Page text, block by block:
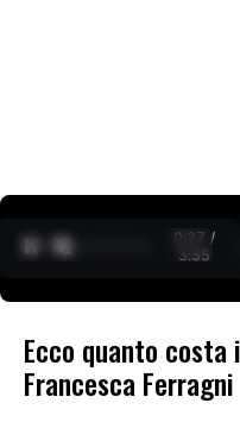
0:28 /
3:35
Ecco quanto
Francesca Ferragni